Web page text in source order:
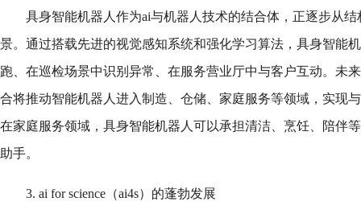
具身智能机器人作为ai与机器人技术的结合体，正逐步从
景。通过搭载先进的视觉感知系统和强化学习算法，具身智能
跑、在巡检场景中识别异常、在服务营业厅中与客户互动。未
合将推动智能机器人进入制造、仓储、家庭服务等领域，实现
在家庭服务领域，具身智能机器人可以承担清洁、烹饪、陪伴
助手。
3. ai for science（ai4s）的蓬勃发展